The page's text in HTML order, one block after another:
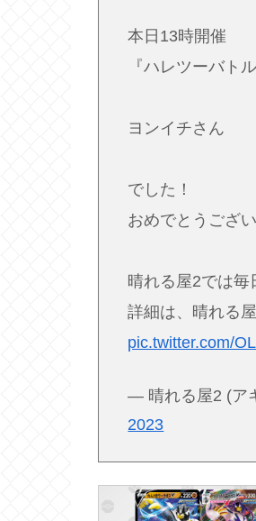
本日13時開催
『ハレツーバト
ヨンイチさん
でした！
おめでとうござい
晴れる屋2では毎
詳細は、晴れる
pic.twitter.com/
— 晴れる屋2 (ア
2023